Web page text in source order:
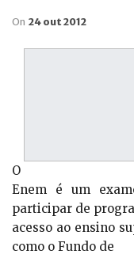
On 24 out 2012
O
Enem é um
participar de
acesso ao ensino
como o Fundo de